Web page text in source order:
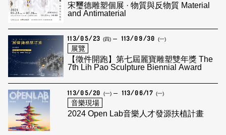
宋璽德雕塑個展 · 物質與反物質 Material
and Antimaterial
113/05/23 (四) 113/09/30 (一)
展覽
【徵件開跑】第七屆麗寶雕塑雙年獎 The
7th Lih Pao Sculpture Biennial Award
113/05/20 (一) 113/06/17 (一)
音樂現場
2024 Open Lab音樂人才發源扶植計畫